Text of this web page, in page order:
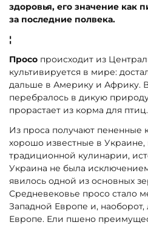
здоровья, его значение как
за последние полвека.
¦
Просо происходит из
культивируется в мире:
дальше в Америку и Африку.
перебралось в дикую
прорастает из корма для птиц.
Из проса получают пененные
хорошо известные в
традиционной кулинарии,
Украина не была
явилось одной из основных
Средневековье просо стало
Западной Европе и,
Европе. Ели пшено